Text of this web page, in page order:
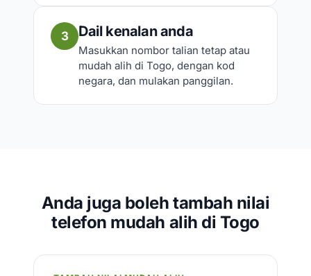
3 Dail kenalan anda
Masukkan nombor talian tetap atau
mudah alih di Togo, dengan kod
negara, dan mulakan panggilan.
Anda juga boleh tambah nilai
telefon mudah alih di Togo